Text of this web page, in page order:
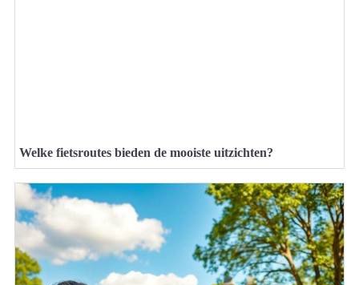
Welke fietsroutes bieden de mooiste uitzichten?